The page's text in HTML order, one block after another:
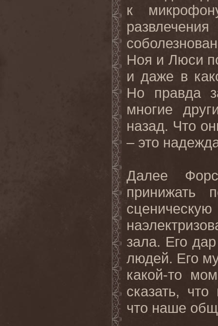
к
Ноя и Люси
и даже в
Но правда
многие
назад. Что
– это
Далее
принижать
зала. Его
людей. Его
какой-то
сказать,
что наше